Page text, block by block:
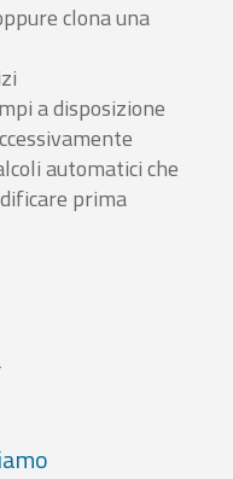
clona una
a disposizione
automatici che
prima